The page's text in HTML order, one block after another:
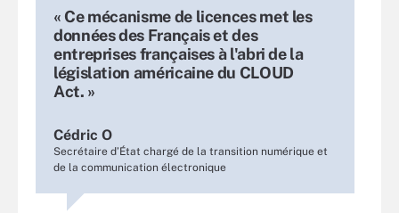
« Ce mécanisme de licences met les
données des Français et des
entreprises françaises à l'abri de la
législation américaine du CLOUD
Act. »
Cédric O
Secrétaire d’État chargé de la transition numérique et
de la communication électronique